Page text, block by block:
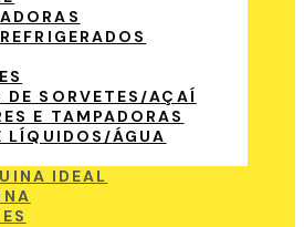
DE SORVETES/AÇAÍ
E TAMPADORAS
LÍQUIDOS/ÁGUA
IDEAL